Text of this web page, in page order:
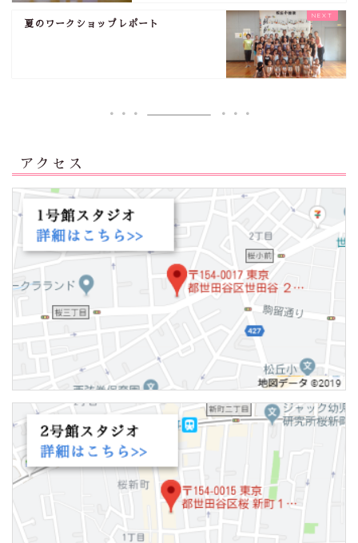
夏のワークショップレポート
アクセス